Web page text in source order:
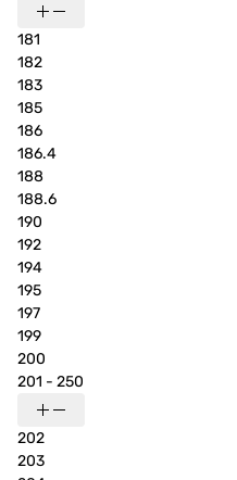
181
182
183
185
186
186.4
188
188.6
190
192
194
195
197
199
200
201 - 250
202
203